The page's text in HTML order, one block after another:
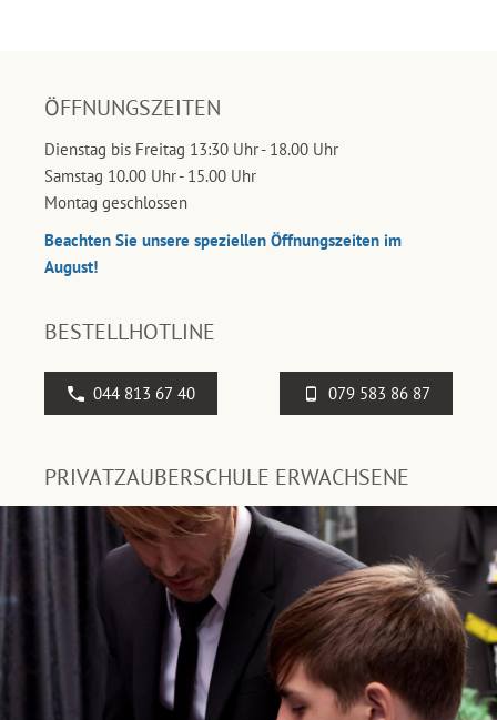
ÖFFNUNGSZEITEN
Dienstag bis Freitag 13:30 Uhr - 18.00 Uhr
Samstag 10.00 Uhr - 15.00 Uhr
Montag geschlossen
Beachten Sie unsere speziellen Öffnungszeiten im
August!
BESTELLHOTLINE
044 813 67 40 079 583 86 87
PRIVATZAUBERSCHULE ERWACHSENE